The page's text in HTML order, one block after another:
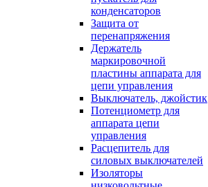
конденсаторов
Защита от
перенапряжения
Держатель
маркировочной
пластины аппарата для
цепи управления
Выключатель, джойстик
Потенциометр для
аппарата цепи
управления
Расцепитель для
силовых выключателей
Изоляторы